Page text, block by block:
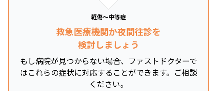
軽傷～中等症
救急医療機関か夜間往診を
検討しましょう
もし病院が見つからない場合、ファストドクターで
はこれらの症状に対応することができます。ご相談
ください。